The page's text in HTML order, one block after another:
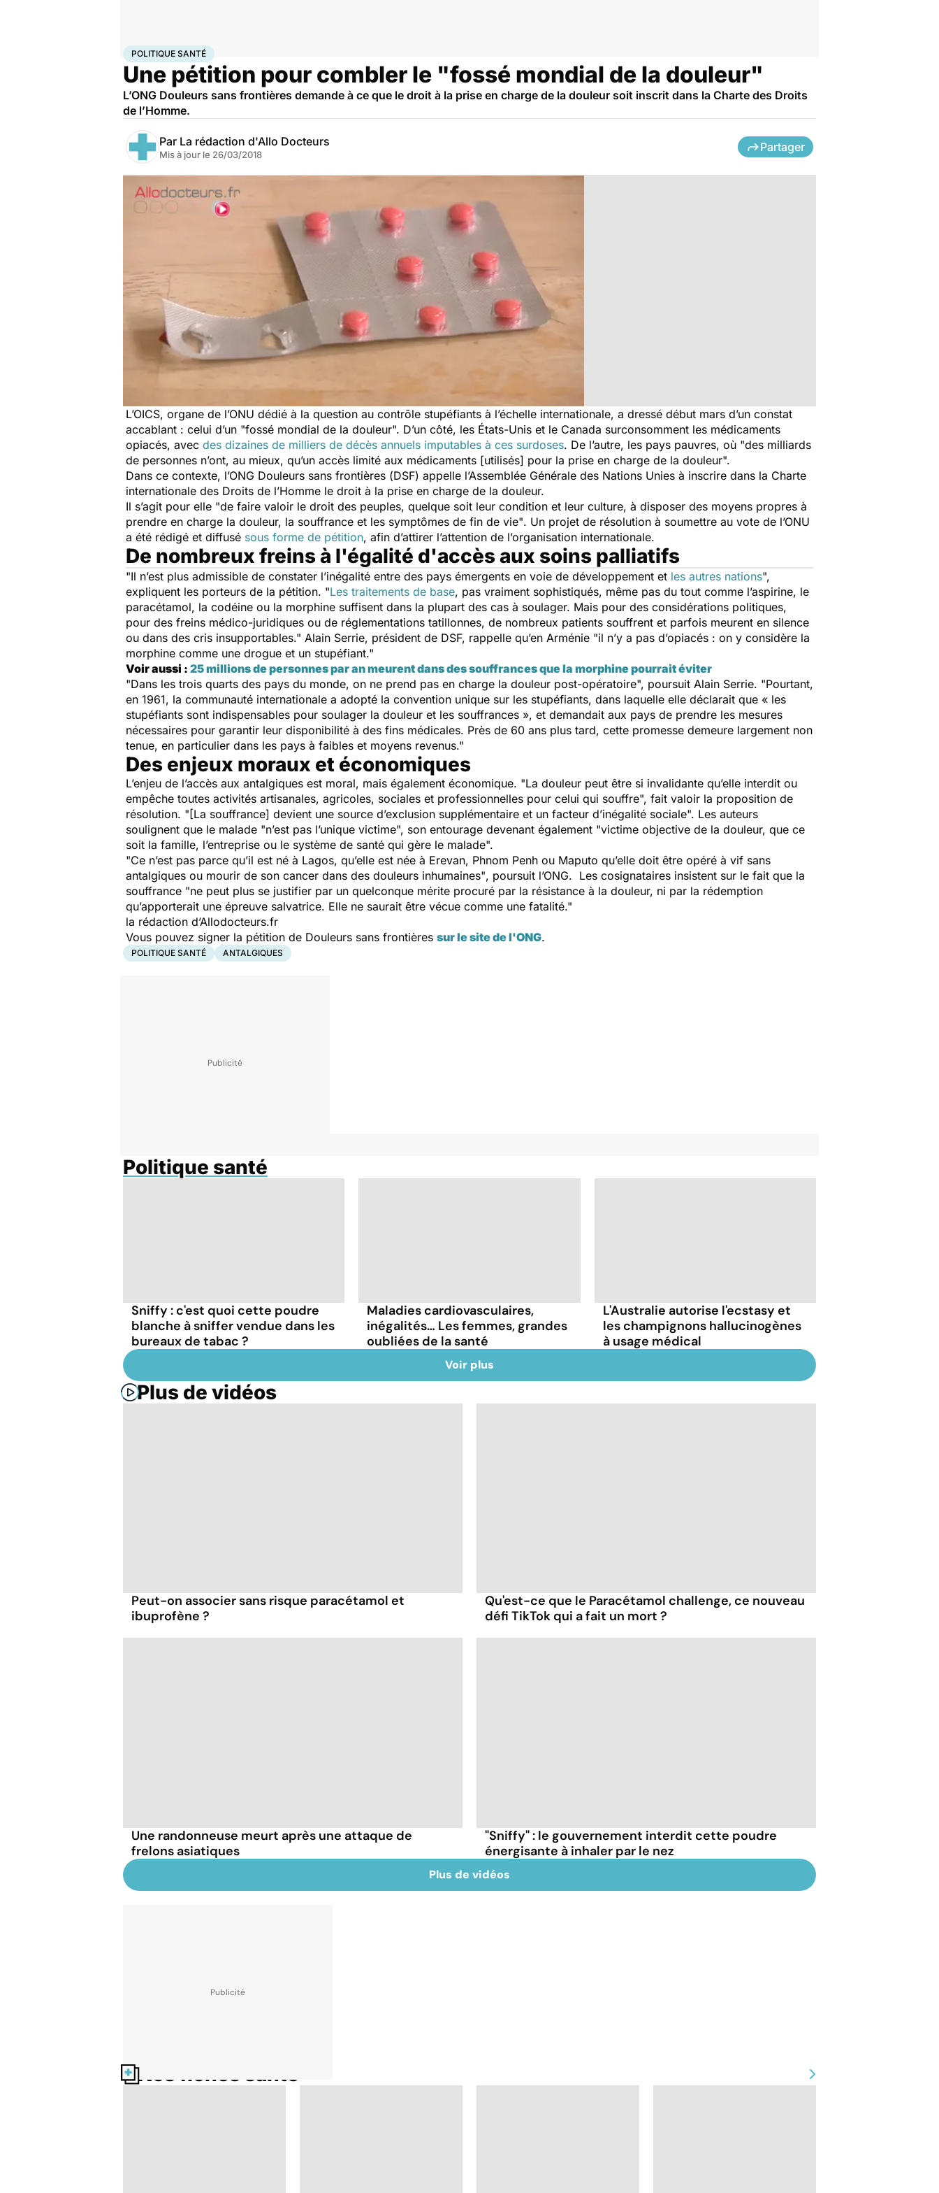
AccueilSanté SociétéSanté publique
POLITIQUE SANTÉ
Une pétition pour combler le "fossé mondial de la douleur"
L’ONG Douleurs sans frontières demande à ce que le droit à la prise en charge de la douleur soit inscrit dans la Charte des Droits
de l’Homme.
Par La rédaction d'Allo Docteurs
Mis à jour le 26/03/2018
Partager
L’OICS, organe de l’ONU dédié à la question au contrôle stupéfiants à l’échelle internationale, a dressé début mars d’un constat
accablant : celui d’un "fossé mondial de la douleur". D’un côté, les États-Unis et le Canada surconsomment les médicaments
opiacés, avec des dizaines de milliers de décès annuels imputables à ces surdoses. De l’autre, les pays pauvres, où "des milliards
de personnes n’ont, au mieux, qu’un accès limité aux médicaments [utilisés] pour la prise en charge de la douleur".
Dans ce contexte, l’ONG Douleurs sans frontières (DSF) appelle l’Assemblée Générale des Nations Unies à inscrire dans la Charte
internationale des Droits de l’Homme le droit à la prise en charge de la douleur.
Il s’agit pour elle "de faire valoir le droit des peuples, quelque soit leur condition et leur culture, à disposer des moyens propres à
prendre en charge la douleur, la souffrance et les symptômes de fin de vie". Un projet de résolution à soumettre au vote de l’ONU
a été rédigé et diffusé sous forme de pétition, afin d’attirer l’attention de l’organisation internationale.
De nombreux freins à l'égalité d'accès aux soins palliatifs
"Il n’est plus admissible de constater l’inégalité entre des pays émergents en voie de développement et les autres nations",
expliquent les porteurs de la pétition. "Les traitements de base, pas vraiment sophistiqués, même pas du tout comme l’aspirine, le
paracétamol, la codéine ou la morphine suffisent dans la plupart des cas à soulager. Mais pour des considérations politiques,
pour des freins médico-juridiques ou de réglementations tatillonnes, de nombreux patients souffrent et parfois meurent en silence
ou dans des cris insupportables." Alain Serrie, président de DSF, rappelle qu’en Arménie "il n’y a pas d’opiacés : on y considère la
morphine comme une drogue et un stupéfiant."
Voir aussi : 25 millions de personnes par an meurent dans des souffrances que la morphine pourrait éviter
"Dans les trois quarts des pays du monde, on ne prend pas en charge la douleur post-opératoire", poursuit Alain Serrie. "Pourtant,
en 1961, la communauté internationale a adopté la convention unique sur les stupéfiants, dans laquelle elle déclarait que « les
stupéfiants sont indispensables pour soulager la douleur et les souffrances », et demandait aux pays de prendre les mesures
nécessaires pour garantir leur disponibilité à des fins médicales. Près de 60 ans plus tard, cette promesse demeure largement non
tenue, en particulier dans les pays à faibles et moyens revenus."
Des enjeux moraux et économiques
L’enjeu de l’accès aux antalgiques est moral, mais également économique. "La douleur peut être si invalidante qu’elle interdit ou
empêche toutes activités artisanales, agricoles, sociales et professionnelles pour celui qui souffre", fait valoir la proposition de
résolution. "[La souffrance] devient une source d’exclusion supplémentaire et un facteur d’inégalité sociale". Les auteurs
soulignent que le malade "n’est pas l’unique victime", son entourage devenant également "victime objective de la douleur, que ce
soit la famille, l’entreprise ou le système de santé qui gère le malade".
"Ce n’est pas parce qu’il est né à Lagos, qu’elle est née à Erevan, Phnom Penh ou Maputo qu’elle doit être opéré à vif sans
antalgiques ou mourir de son cancer dans des douleurs inhumaines", poursuit l’ONG. Les cosignataires insistent sur le fait que la
souffrance "ne peut plus se justifier par un quelconque mérite procuré par la résistance à la douleur, ni par la rédemption
qu’apporterait une épreuve salvatrice. Elle ne saurait être vécue comme une fatalité."
la rédaction d’Allodocteurs.fr
Vous pouvez signer la pétition de Douleurs sans frontières sur le site de l'ONG.
POLITIQUE SANTÉ ANTALGIQUES
Politique santé
Sniffy : c'est quoi cette poudre
blanche à sniffer vendue dans les
bureaux de tabac ?
Maladies cardiovasculaires,
inégalités… Les femmes, grandes
oubliées de la santé
L'Australie autorise l'ecstasy et
les champignons hallucinogènes
à usage médical
Voir plus
Plus de vidéos
Peut-on associer sans risque paracétamol et
ibuprofène ?
Qu'est-ce que le Paracétamol challenge, ce nouveau
défi TikTok qui a fait un mort ?
Une randonneuse meurt après une attaque de
frelons asiatiques
"Sniffy" : le gouvernement interdit cette poudre
énergisante à inhaler par le nez
Plus de vidéos
Nos fiches santé